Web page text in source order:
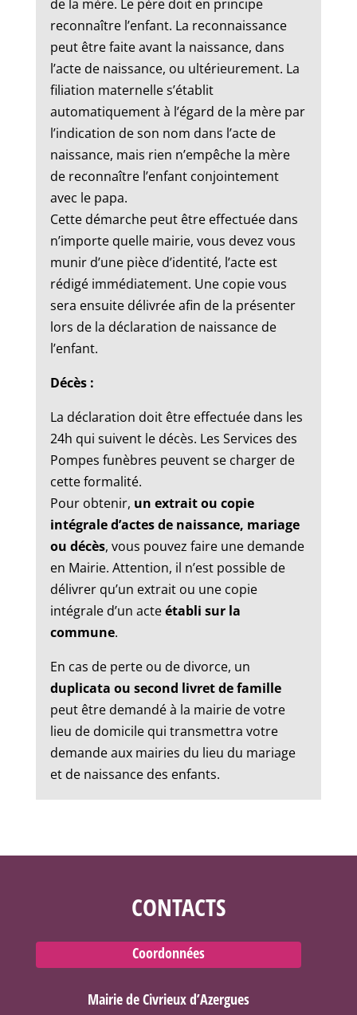
de la mère. Le père doit en principe
reconnaître l’enfant. La reconnaissance
peut être faite avant la naissance, dans
l’acte de naissance, ou ultérieurement. La
filiation maternelle s’établit
automatiquement à l’égard de la mère par
l’indication de son nom dans l’acte de
naissance, mais rien n’empêche la mère
de reconnaître l’enfant conjointement
avec le papa.
Cette démarche peut être effectuée dans
n’importe quelle mairie, vous devez vous
munir d’une pièce d’identité, l’acte est
rédigé immédiatement. Une copie vous
sera ensuite délivrée afin de la présenter
lors de la déclaration de naissance de
l’enfant.
Décès :
La déclaration doit être effectuée dans les
24h qui suivent le décès. Les Services des
Pompes funèbres peuvent se charger de
cette formalité.
Pour obtenir, un extrait ou copie
intégrale d’actes de naissance, mariage
ou décès, vous pouvez faire une demande
en Mairie. Attention, il n’est possible de
délivrer qu’un extrait ou une copie
intégrale d’un acteétabli sur la
commune.
En cas de perte ou de divorce, un
duplicata ou second livret de famille
peut être demandé à la mairie de votre
lieu de domicile qui transmettra votre
demande aux mairies du lieu du mariage
et de naissance des enfants.
CONTACTS
Coordonnées
Mairie de Civrieux d’Azergues